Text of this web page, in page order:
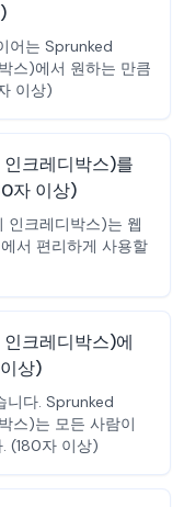
어는 Sprunked
스)에서 원하는 만큼
이상)
크레디박스)를
자 이상)
인크레디박스)는 웹
서 편리하게 사용할
크레디박스)에
상)
니다. Sprunked
스)는 모든 사람이
(180자 이상)